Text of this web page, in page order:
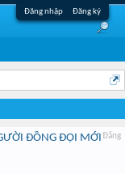
Đăng nhập Đăng ký
Đăng
ĐỒNG ĐỘI MỚI